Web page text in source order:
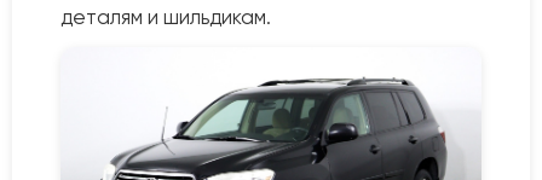
деталям и шильдикам.